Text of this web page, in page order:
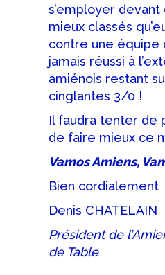
s’employer devant
mieux classés
contre une équipe
jamais réussi à
amiénois restant
cinglantes 3/0 !
Il faudra tenter de
de faire mieux ce
Vamos Amiens,
Bien cordialement
Denis CHATELAIN
Président de
de Table